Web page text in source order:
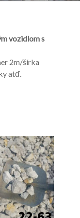
vozidlom s
2m/šírka
atď.